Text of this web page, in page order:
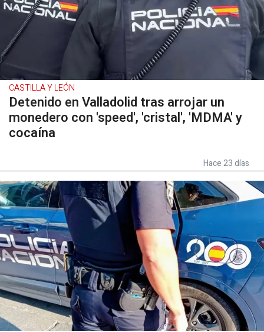
CASTILLA Y LEÓN
Detenido en Valladolid tras arrojar un
monedero con 'speed', 'cristal', 'MDMA' y
cocaína
Hace 23 días